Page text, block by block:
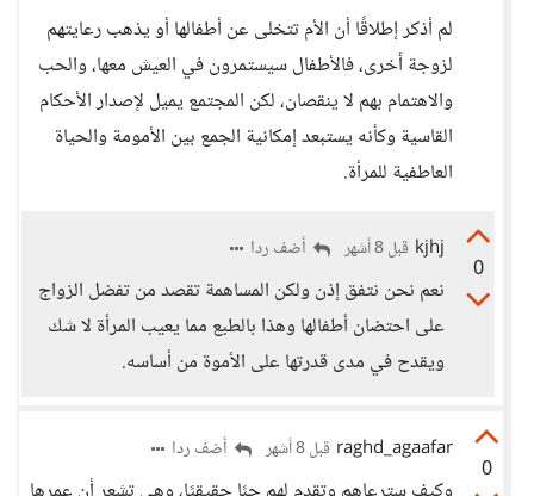
لم أذكر إطلاقًا أن الأم تتخلى عن أطفالها أو يذهب رعايتهم
لزوجة أخرى، فالأطفال سيستمرون في العيش معها، والحب
والاهتمام بهم لا ينقصان، لكن المجتمع يميل لإصدار الأحكام
القاسية وكأنه يستبعد إمكانية الجمع بين الأمومة والحياة
العاطفية للمرأة.
0
kjhj قبل 8 أشهر أضف ردا
نعم نحن نتفق إذن ولكن المساهمة تقصد من تفضل الزواج
على احتضان أطفالها وهذا بالطبع مما يعيب المرأة لا شك
ويقدح في مدى قدرتها على الأموة من أساسه.
0
raghd_agaafar قبل 8 أشهر أضف ردا